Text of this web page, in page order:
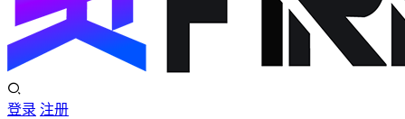
登录 注册